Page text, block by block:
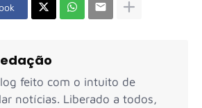
feito com o intuito de
notícias. Liberado a todos,